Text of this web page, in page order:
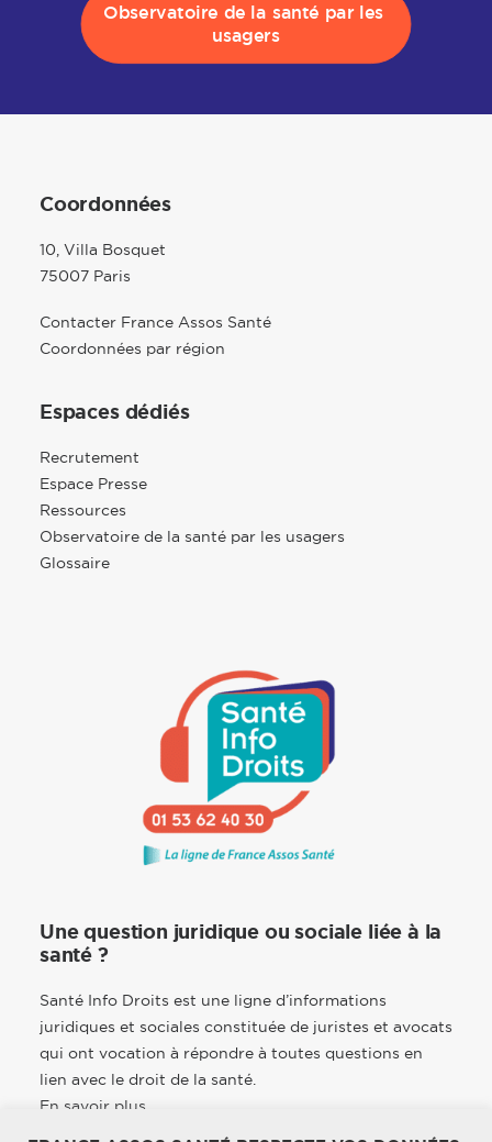
Observatoire de la santé par les
usagers
Coordonnées
10, Villa Bosquet
75007 Paris
Contacter France Assos Santé
Coordonnées par région
Espaces dédiés
Recrutement
Espace Presse
Ressources
Observatoire de la santé par les usagers
Glossaire
Une question juridique ou sociale liée à la
santé ?
Santé Info Droits est une ligne d’informations
juridiques et sociales constituée de juristes et avocats
qui ont vocation à répondre à toutes questions en
lien avec le droit de la santé.
En savoir plus